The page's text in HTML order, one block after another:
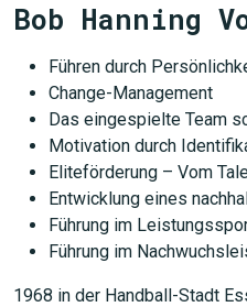
Bob Hanning
Führen durch
Change-Management
Das eingespielte Team
Motivation durch
Eliteförderung – Vom
Entwicklung eines
Führung im
Führung im
1968 in der Handball-Stadt